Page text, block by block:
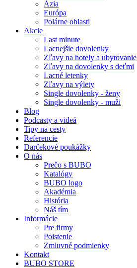
Ázia
Európa
Polárne oblasti
Akcie
Last minute
Lacnejšie dovolenky
Zľavy na hotely a ubytovanie
Zľavy na dovolenky s deťmi
Lacné letenky
Zľavy na výlety
Single dovolenky - ženy
Single dovolenky - muži
Blog
Podcasty a videá
Tipy na cesty
Referencie
Darčekové poukážky
O nás
Prečo s BUBO
Katalógy
BUBO logo
Akadémia
História
Náš tím
Informácie
Pre firmy
Poistenie
Zmluvné podmienky
Kontakt
BUBO STORE